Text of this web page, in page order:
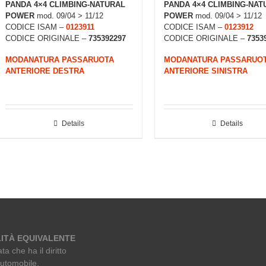
PANDA 4×4 CLIMBING-NATURAL
POWER mod. 09/04 > 11/12
CODICE ISAM – 0123911
CODICE ORIGINALE – 735392297
MODANATURA PASSARUOTA
ANTERIORE DESTRA
Details
PANDA 4×4 CLIMBING-
POWER mod. 09/04 > 11/12
CODICE ISAM – 0123912
CODICE ORIGINALE –
MODANATURA
ANTERIORE SINISTRA
Details
EQUIVALENTE
che ha il diritto